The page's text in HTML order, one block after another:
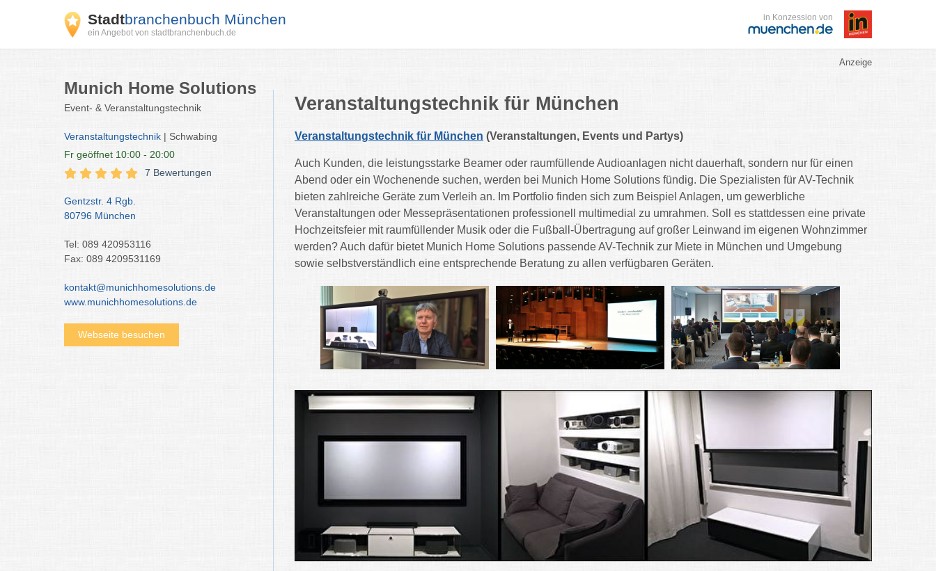
Stadtbranchenbuch München
ein Angebot von stadtbranchenbuch.de
in Konzession von
Anzeige
Munich Home Solutions
Event- & Veranstaltungstechnik
Veranstaltungstechnik | Schwabing
Fr geöffnet 10:00 - 20:00
7 Bewertungen
Gentzstr. 4 Rgb.
80796 München
Tel: 089 420953116
Fax: 089 4209531169
kontakt@munichhomesolutions.de
www.munichhomesolutions.de
Webseite besuchen
Veranstaltungstechnik für München
Veranstaltungstechnik für München (Veranstaltungen, Events und Partys)
Auch Kunden, die leistungsstarke Beamer oder raumfüllende Audioanlagen nicht dauerhaft, sondern nur für einen
Abend oder ein Wochenende suchen, werden bei Munich Home Solutions fündig. Die Spezialisten für AV-Technik
bieten zahlreiche Geräte zum Verleih an. Im Portfolio finden sich zum Beispiel Anlagen, um gewerbliche
Veranstaltungen oder Messepräsentationen professionell multimedial zu umrahmen. Soll es stattdessen eine private
Hochzeitsfeier mit raumfüllender Musik oder die Fußball-Übertragung auf großer Leinwand im eigenen Wohnzimmer
werden? Auch dafür bietet Munich Home Solutions passende AV-Technik zur Miete in München und Umgebung
sowie selbstverständlich eine entsprechende Beratung zu allen verfügbaren Geräten.